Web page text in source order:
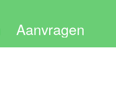
Aanvragen